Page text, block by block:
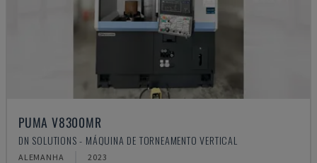
PUMA V8300MR
DN SOLUTIONS - MÁQUINA DE TORNEAMENTO VERTICAL
ALEMANHA 2023